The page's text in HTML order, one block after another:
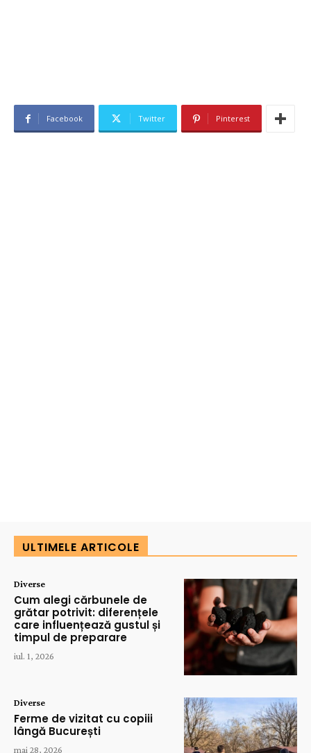
Facebook Twitter Pinterest
ULTIMELE ARTICOLE
Diverse
Cum alegi cărbunele de
grătar potrivit: diferențele
care influențează gustul și
timpul de preparare
iul. 1, 2026
Diverse
Ferme de vizitat cu copiii
lângă București
mai 28, 2026